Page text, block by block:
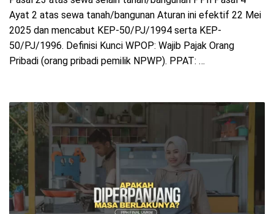
Ayat 2 atas sewa tanah/bangunan Aturan ini efektif 22 Mei
2025 dan mencabut KEP-50/PJ/1994 serta KEP-
50/PJ/1996. Definisi Kunci WPOP: Wajib Pajak Orang
Pribadi (orang pribadi pemilik NPWP). PPAT: …